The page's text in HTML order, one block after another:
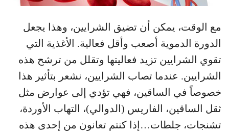
مع الوقت، يمكن أن تضيق الشرايين، وهذا يجعل
الدورة الدموية أصعب وأقل فعالية. الأغذية التي
تقوي الشرايين تزيد فعاليتها وتقلل من ترشح هذه
الشرايين. عندما تصاب الشرايين، نشعر بتأثير هذا
خصوصاً في الساقين، فهي تؤدي إلى عوارض مثل
ثقل الساقين، الفاريس (الدوالي)، التهاب الأوردة،
تشنجات، جلطات…إذا كنتم تعانون من إحدى هذه